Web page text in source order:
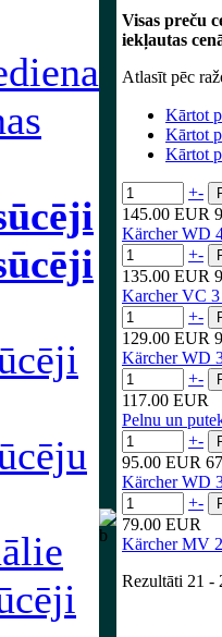
Visas preču
iekļautas
Atlasīt pēc
Kārtot
Kārtot
Kārtot
+-
145.00 EUR
Kärcher WD
+-
135.00 EUR
Karcher VC
+-
129.00 EUR
Kärcher WD
+-
117.00 EUR
Pelnu un
+-
95.00 EUR
Kärcher WD
+-
79.00 EUR
Kärcher MV
Rezultāti 21 -